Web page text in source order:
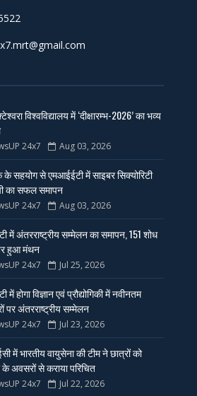
विश्वविद्यालय में ‘दीक्षारम्भ-2026’ का भव्य
24x7 Aug 03, 2026
सहयोग से एमआईईटी में साइबर सिक्योरिटी
का सफल समापन
24x7 Aug 03, 2026
में अंतरराष्ट्रीय सम्मेलन का समापन, 151 शोध
हुआ मंथन
24x7 Jul 25, 2026
में होगा विज्ञान एवं प्रौद्योगिकी में नवीनतम
पर अंतरराष्ट्रीय सम्मेलन
24x7 Jul 23, 2026
में भारतीय वायुसेना की टीम ने छात्रों को
अवसरों से कराया परिचित
24x7 Jul 22, 2026